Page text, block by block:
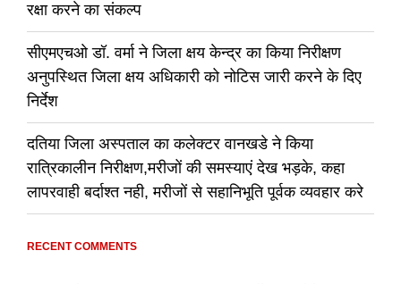
रक्षा करने का संकल्प
सीएमएचओ डॉ. वर्मा ने जिला क्षय केन्द्र का किया निरीक्षण
अनुपस्थित जिला क्षय अधिकारी को नोटिस जारी करने के दिए
निर्देश
दतिया जिला अस्पताल का कलेक्टर वानखडे ने किया
रात्रिकालीन निरीक्षण,मरीजों की समस्याएं देख भड़के, कहा
लापरवाही बर्दाश्त नही, मरीजों से सहानिभूति पूर्वक व्यवहार करे
RECENT COMMENTS